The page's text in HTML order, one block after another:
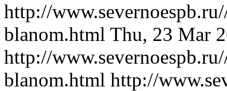
http://
blanom.html Thu, 23 Mar
http://
blanom.html http://